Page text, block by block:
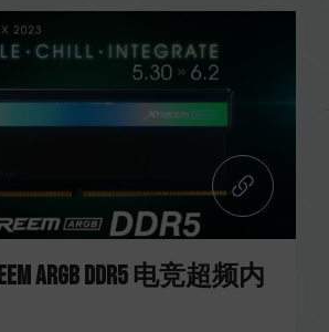
ARGB DDR5 电竞超频内